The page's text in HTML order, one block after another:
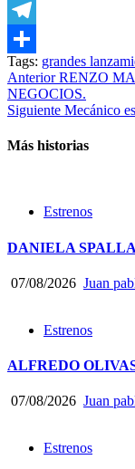
Email
Telegram
Compartir
Tags: grandes
Post
navigation
AnteriorRENZO
NEGOCIOS.
Siguiente Mecánico
Más historias
Estrenos
DANIELA
07/08/2026 Juan
Estrenos
ALFREDO
07/08/2026 Juan
Estrenos